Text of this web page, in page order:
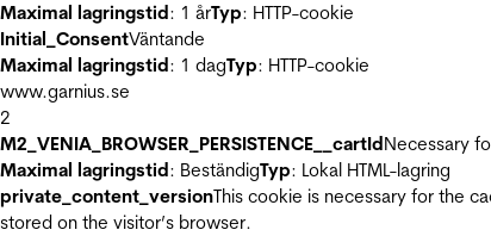
Maximal lagringstid: 1 årTyp: HTTP-cookie
Initial_ConsentVäntande
Maximal lagringstid: 1 dagTyp: HTTP-cookie
www.garnius.se
2
M2_VENIA_BROWSER_PERSISTENCE__cartIdNecessary
Maximal lagringstid: BeständigTyp: Lokal HTML-lagring
private_content_versionThis cookie is necessary for the
stored on the visitor’s browser.